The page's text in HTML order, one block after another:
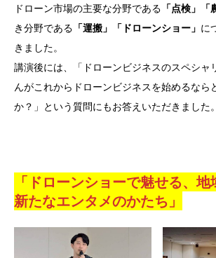
ドローン市場の主要な分野である 「点検」「
き分野である 「運搬」「ドローンショー」 に
きました。
講演後には、「ドローンビジネスのスペシャ
んがこれからドローンビジネスを始めるなら
か？」という質問にもお答えいただきました。
「ドローンショーで魅せる、
新たなエンタメのかたち」